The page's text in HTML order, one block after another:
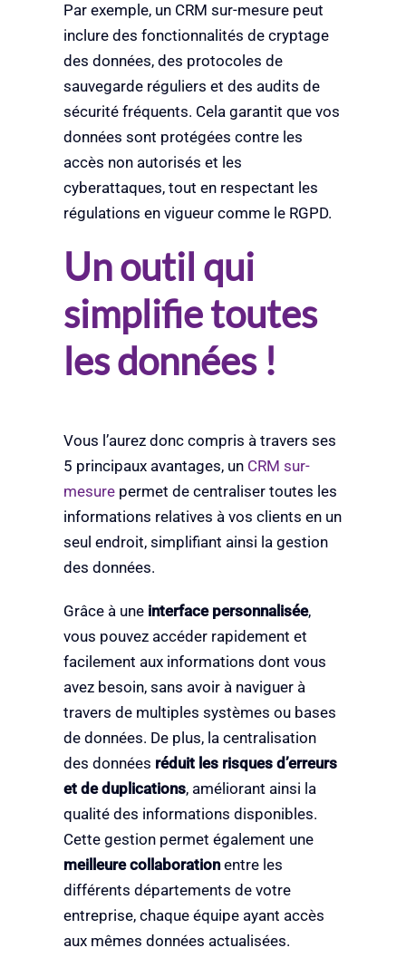
Par exemple, un CRM sur-mesure peut
inclure des fonctionnalités de cryptage
des données, des protocoles de
sauvegarde réguliers et des audits de
sécurité fréquents. Cela garantit que vos
données sont protégées contre les
accès non autorisés et les
cyberattaques, tout en respectant les
régulations en vigueur comme le RGPD.
Un outil qui
simplifie toutes
les données !
Vous l’aurez donc compris à travers ses
5 principaux avantages, un CRM sur-
mesurepermet de centraliser toutes les
informations relatives à vos clients en un
seul endroit, simplifiant ainsi la gestion
des données.
Grâce à une interface personnalisée,
vous pouvez accéder rapidement et
facilement aux informations dont vous
avez besoin, sans avoir à naviguer à
travers de multiples systèmes ou bases
de données. De plus, la centralisation
des données réduit les risques d’erreurs
et de duplications, améliorant ainsi la
qualité des informations disponibles.
Cette gestion permet également une
meilleure collaborationentre les
différents départements de votre
entreprise, chaque équipe ayant accès
aux mêmes données actualisées.